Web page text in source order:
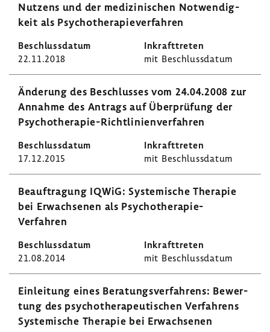
Nutzens und der medi­zi­ni­schen Notwen­dig­
keit als Psycho­the­ra­pie­ver­fahren
22.11.2018 mit Beschluss­datum
Ände­rung des Beschlusses vom 24.04.2008 zur
Annahme des Antrags auf Über­prü­fung der
Psychotherapie-​Richtlinienverfahren
17.12.2015 mit Beschluss­datum
Beauf­tra­gung IQWiG: Syste­mi­sche Therapie
bei Erwach­senen als Psychotherapie-​
Verfahren
21.08.2014 mit Beschluss­datum
Einlei­tung eines Bera­tungs­ver­fah­rens: Bewer­
tung des psycho­the­ra­peu­ti­schen Verfah­rens
Syste­mi­sche Therapie bei Erwach­senen